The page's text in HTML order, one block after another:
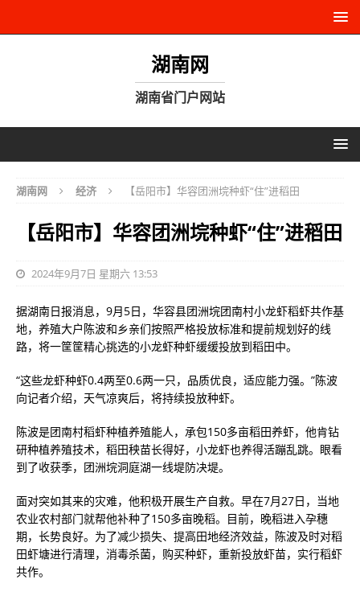
湖南网
湖南省门户网站
湖南网 经济 【岳阳市】华容团洲垸种虾“住”进稻田
【岳阳市】华容团洲垸种虾“住”进稻田
2024年9月7日 星期六 13:53
据湖南日报消息，9月5日，华容县团洲垸团南村小龙虾稻虾共作基
地，养殖大户陈波和乡亲们按照严格投放标准和提前规划好的线
路，将一筐筐精心挑选的小龙虾种虾缓缓投放到稻田中。
“这些龙虾种虾0.4两至0.6两一只，品质优良，适应能力强。”陈波
向记者介绍，天气凉爽后，将持续投放种虾。
陈波是团南村稻虾种植养殖能人，承包150多亩稻田养虾，他肯钻
研种植养殖技术，稻田秧苗长得好，小龙虾也养得活蹦乱跳。眼看
到了收获季，团洲垸洞庭湖一线堤防决堤。
面对突如其来的灾难，他积极开展生产自救。早在7月27日，当地
农业农村部门就帮他补种了150多亩晚稻。目前，晚稻进入孕穗
期，长势良好。为了减少损失、提高田地经济效益，陈波及时对稻
田虾塘进行清理，消毒杀菌，购买种虾，重新投放虾苗，实行稻虾
共作。